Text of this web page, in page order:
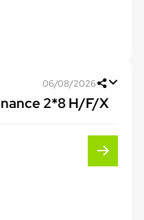
06/08/2026
2*8 H/F/X